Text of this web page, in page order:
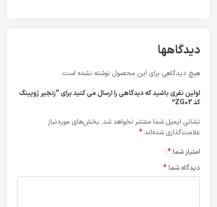
دیدگاهها
هیچ دیدگاهی برای این محصول نوشته نشده است.
اولین نفری باشید که دیدگاهی را ارسال می کنید برای “زنجیر ژوپینگ
کد ZG02”
نشانی ایمیل شما منتشر نخواهد شد. بخش‌های موردنیاز
علامت‌گذاری شده‌اند*
امتیاز شما*
دیدگاه شما*